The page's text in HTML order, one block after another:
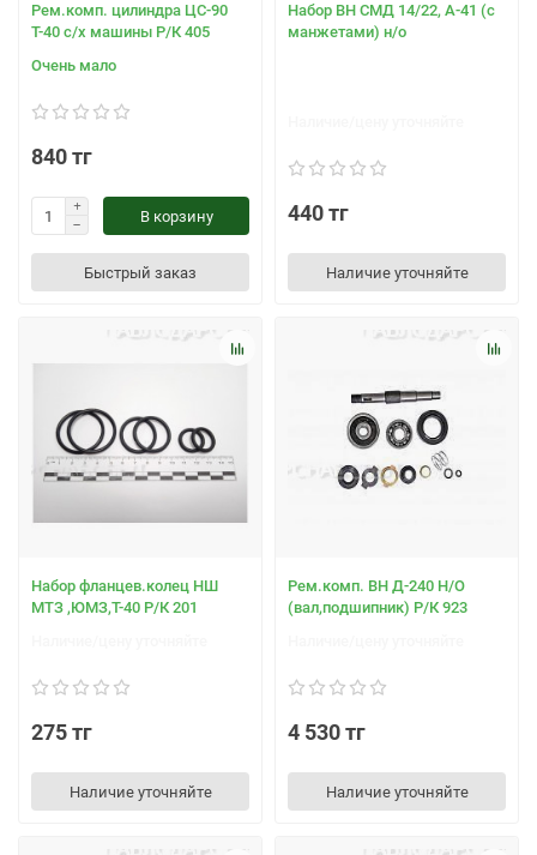
Рем.комп. цилиндра ЦС-90
Т-40 с/х машины Р/К 405
Очень мало
840 тг
В корзину
Быстрый заказ
Набор ВН СМД 14/22, А-41 (с
манжетами) н/о
440 тг
Наличие уточняйте
Набор фланцев.колец НШ
МТЗ ,ЮМЗ,Т-40 Р/К 201
275 тг
Наличие уточняйте
Рем.комп. ВН Д-240 Н/О
(вал,подшипник) Р/К 923
4 530 тг
Наличие уточняйте